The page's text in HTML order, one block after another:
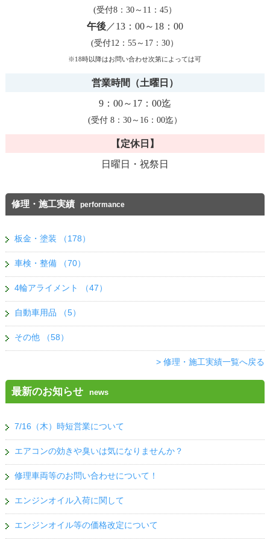
(受付8：30～11：45）
午後／13：00～18：00
(受付12：55～17：30）
※18時以降はお問い合わせ次第によっては可
営業時間（土曜日）
9：00～17：00迄
(受付 8：30～16：00迄）
【定休日】
日曜日・祝祭日
修理・施工実績 performance
板金・塗装 （178）
車検・整備 （70）
4輪アライメント （47）
自動車用品 （5）
その他 （58）
> 修理・施工実績一覧へ戻る
最新のお知らせ news
7/16（木）時短営業について
エアコンの効きや臭いは気になりませんか？
修理車両等のお問い合わせについて！
エンジンオイル入荷に関して
エンジンオイル等の価格改定について